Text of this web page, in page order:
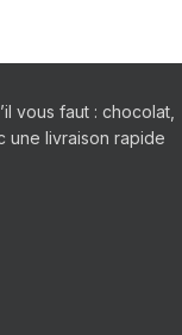
vous faut : chocolat,
une livraison rapide